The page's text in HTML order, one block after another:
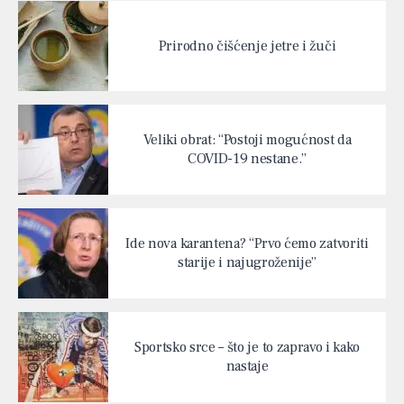
Prirodno čišćenje jetre i žuči
Veliki obrat: “Postoji mogućnost da
COVID-19 nestane.”
Ide nova karantena? “Prvo ćemo zatvoriti
starije i najugroženije”
Sportsko srce – što je to zapravo i kako
nastaje